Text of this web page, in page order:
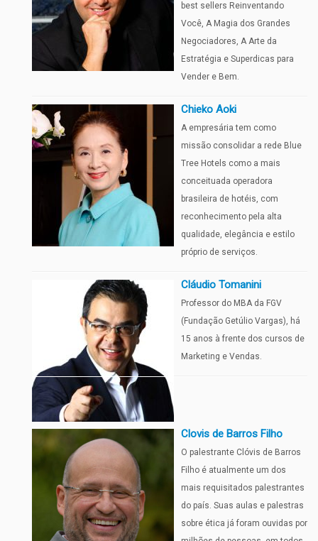
best sellers Reinventando
Você, A Magia dos Grandes
Negociadores, A Arte da
Estratégia e Superdicas para
Vender e Bem.
Chieko Aoki
A empresária tem como
missão consolidar a rede Blue
Tree Hotels como a mais
conceituada operadora
brasileira de hotéis, com
reconhecimento pela alta
qualidade, elegância e estilo
próprio de serviços.
Cláudio Tomanini
Professor do MBA da FGV
(Fundação Getúlio Vargas), há
15 anos à frente dos cursos de
Marketing e Vendas.
Clovis de Barros Filho
O palestrante Clóvis de Barros
Filho é atualmente um dos
mais requisitados palestrantes
do país. Suas aulas e palestras
sobre ética já foram ouvidas por